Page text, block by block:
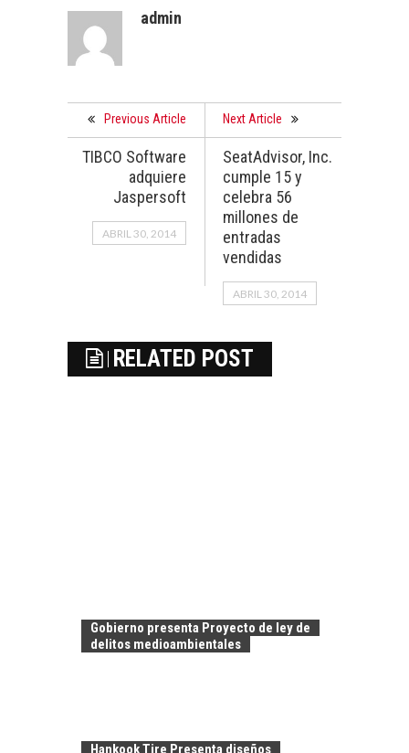
admin
Previous Article
TIBCO Software
adquiere
Jaspersoft
ABRIL 30, 2014
Next Article
SeatAdvisor, Inc.
cumple 15 y
celebra 56
millones de
entradas
vendidas
ABRIL 30, 2014
RELATED POST
Gobierno presenta Proyecto de ley de
delitos medioambientales